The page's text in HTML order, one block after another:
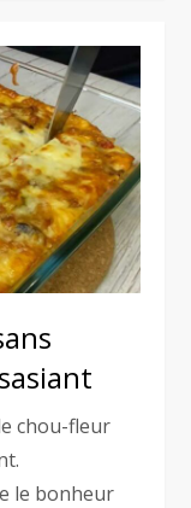
chou-fleur
le bonheur